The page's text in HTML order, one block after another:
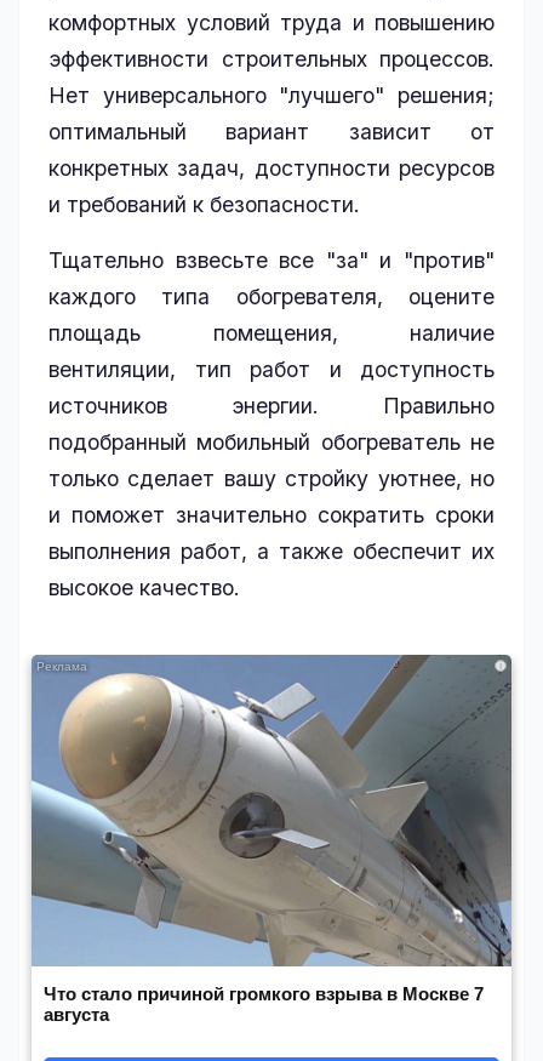
комфортных условий труда и повышению
эффективности строительных процессов.
Нет универсального "лучшего" решения;
оптимальный вариант зависит от
конкретных задач, доступности ресурсов
и требований к безопасности.
Тщательно взвесьте все "за" и "против"
каждого типа обогревателя, оцените
площадь помещения, наличие
вентиляции, тип работ и доступность
источников энергии. Правильно
подобранный мобильный обогреватель не
только сделает вашу стройку уютнее, но
и поможет значительно сократить сроки
выполнения работ, а также обеспечит их
высокое качество.
i
Что стало причиной громкого взрыва в Москве 7
августа